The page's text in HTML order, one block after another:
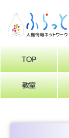
TOP
教室